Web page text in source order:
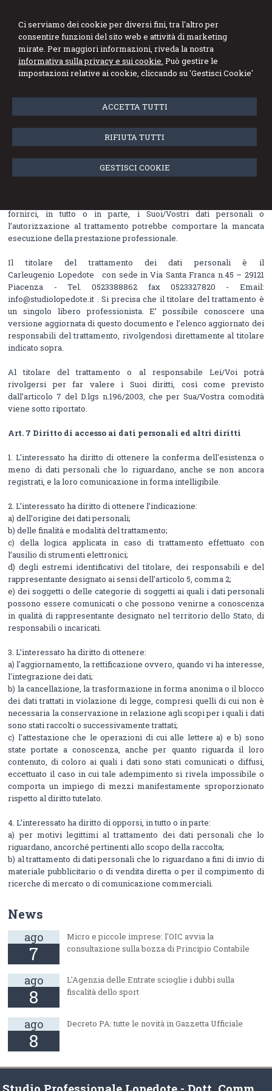
Ci serviamo dei cookie per diversi fini, tra l'altro per
consentire funzioni del sito web e attività di marketing
mirate. Per maggiori informazioni, riveda la nostra
informativa sulla privacy e sui cookie. Può gestire le
impostazioni relative ai cookie, cliccando su 'Gestisci Cookie'
ACCETTA TUTTI
RIFIUTA TUTTI
GESTISCI COOKIE
Studio Professionale
Lopedote
Dottori Commercialisti
Menu
INFORMATIVA SULLA PRIVACY (D.Lgs.
n. 196/2003)
cartacei ed anche con l’ausilio di strumenti elettronici, con modalità
idonee a garantire la sicurezza e riservatezza dei dati.
fornirci, in tutto o in parte, i Suoi/Vostri dati personali o
l’autorizzazione al trattamento potrebbe comportare la mancata
esecuzione della prestazione professionale.
Il titolare del trattamento dei dati personali è il
Carleugenio Lopedote con sede in Via Santa Franca n.45 – 29121
Piacenza - Tel. 0523388862 fax 0523327820 - Email:
info@studiolopedote.it . Si precisa che il titolare del trattamento è
un singolo libero professionista. E’ possibile conoscere una
versione aggiornata di questo documento e l’elenco aggiornato dei
responsabili del trattamento, rivolgendosi direttamente al titolare
indicato sopra.
Al titolare del trattamento o al responsabile Lei/Voi potrà
rivolgersi per far valere i Suoi diritti, così come previsto
dall’articolo 7 del D.lgs n.196/2003, che per Sua/Vostra comodità
viene sotto riportato.
Art. 7 Diritto di accesso ai dati personali ed altri diritti
1. L'interessato ha diritto di ottenere la conferma dell'esistenza o
meno di dati personali che lo riguardano, anche se non ancora
registrati, e la loro comunicazione in forma intelligibile.
2. L’interessato ha diritto di ottenere l’indicazione:
a) dell’origine dei dati personali;
b) delle finalità e modalità del trattamento;
c) della logica applicata in caso di trattamento effettuato con
l’ausilio di strumenti elettronici;
d) degli estremi identificativi del titolare, dei responsabili e del
rappresentante designato ai sensi dell’articolo 5, comma 2;
e) dei soggetti o delle categorie di soggetti ai quali i dati personali
possono essere comunicati o che possono venirne a conoscenza
in qualità di rappresentante designato nel territorio dello Stato, di
responsabili o incaricati.
3. L’interessato ha diritto di ottenere:
a) l'aggiornamento, la rettificazione ovvero, quando vi ha interesse,
l'integrazione dei dati;
b) la cancellazione, la trasformazione in forma anonima o il blocco
dei dati trattati in violazione di legge, compresi quelli di cui non è
necessaria la conservazione in relazione agli scopi per i quali i dati
sono stati raccolti o successivamente trattati;
c) l'attestazione che le operazioni di cui alle lettere a) e b) sono
state portate a conoscenza, anche per quanto riguarda il loro
contenuto, di coloro ai quali i dati sono stati comunicati o diffusi,
eccettuato il caso in cui tale adempimento si rivela impossibile o
comporta un impiego di mezzi manifestamente sproporzionato
rispetto al diritto tutelato.
4. L’interessato ha diritto di opporsi, in tutto o in parte:
a) per motivi legittimi al trattamento dei dati personali che lo
riguardano, ancorché pertinenti allo scopo della raccolta;
b) al trattamento di dati personali che lo riguardano a fini di invio di
materiale pubblicitario o di vendita diretta o per il compimento di
ricerche di mercato o di comunicazione commerciali.
News
ago
7
Micro e piccole imprese: l'OIC avvia la
consultazione sulla bozza di Principio Contabile
ago
8
L'Agenzia delle Entrate scioglie i dubbi sulla
fiscalità dello sport
ago
8
Decreto PA: tutte le novità in Gazzetta Ufficiale